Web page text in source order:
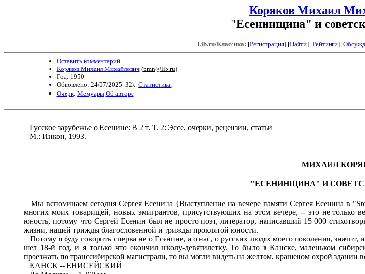
Коряков Михаил
"Есенинщина" и
Lib.ru/Классика: [Регистрация] [Найти] [Рейтинги] [
Оставить комментарий
Коряков Михаил Михайлович (bmn@lib.ru)
Год: 1950
Обновлено: 24/07/2025. 32k. Статистика.
Очерк: Мемуары Об авторе
Русское зарубежье о Есенине: В 2 т. Т. 2: Эссе, очерки, рецензии, статьи
М.: Инкон, 1993.
МИХАИЛ
"ЕСЕНИНЩИНА" И
Мы вспоминаем сегодня Сергея Есенина {Выступление на вечере памяти Сергея Есенина в
многих моих товарищей, новых эмигрантов, присутствующих на этом вечере, -- это не
юность, потому что Сергей Есенин был не просто поэт, литератор, написавший 15 000
жизни, нашей трижды благословенной и трижды проклятой юности.
Потому я буду говорить сперва не о Есенине, а о нас, о русских людях моего поколения,
шел 18-й год, и я только что окончил школу-девятилетку. То было в Канске, маленьком
проезжать по транссибирской магистрали, то вы могли видеть на желтом, крашеном охрой здании
КАНСК -- ЕНИСЕЙСКИЙ